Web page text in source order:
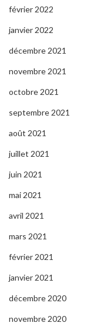
février 2022
janvier 2022
décembre 2021
novembre 2021
octobre 2021
septembre 2021
août 2021
juillet 2021
juin 2021
mai 2021
avril 2021
mars 2021
février 2021
janvier 2021
décembre 2020
novembre 2020